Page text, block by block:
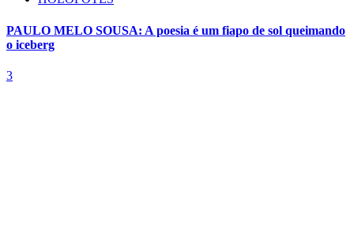
PAULO MELO SOUSA: A poesia é um fiapo de sol queimando
o iceberg
3